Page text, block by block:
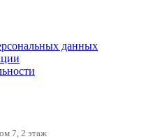
данных
7, 2 этаж